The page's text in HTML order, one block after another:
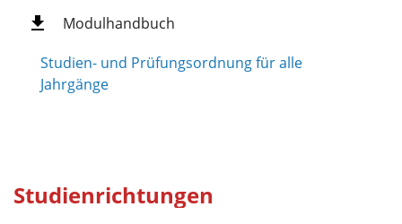
Modulhandbuch
Studien- und Prüfungsordnung für alle
Jahrgänge
Studienrichtungen